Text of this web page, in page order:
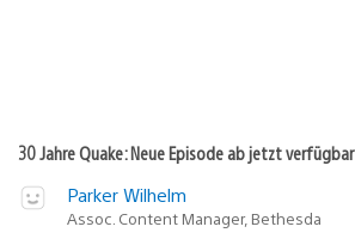
30 Jahre Quake: Neue Episode ab jetzt verfügbar
Parker Wilhelm
Assoc. Content Manager, Bethesda